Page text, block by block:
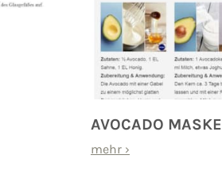
AVOCADO MASKE
mehr ›